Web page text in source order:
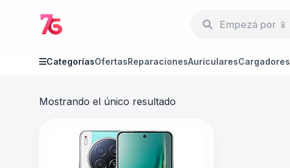
CategoríasOfertasReparacionesAuricularesCargadores
Mostrando el único resultado